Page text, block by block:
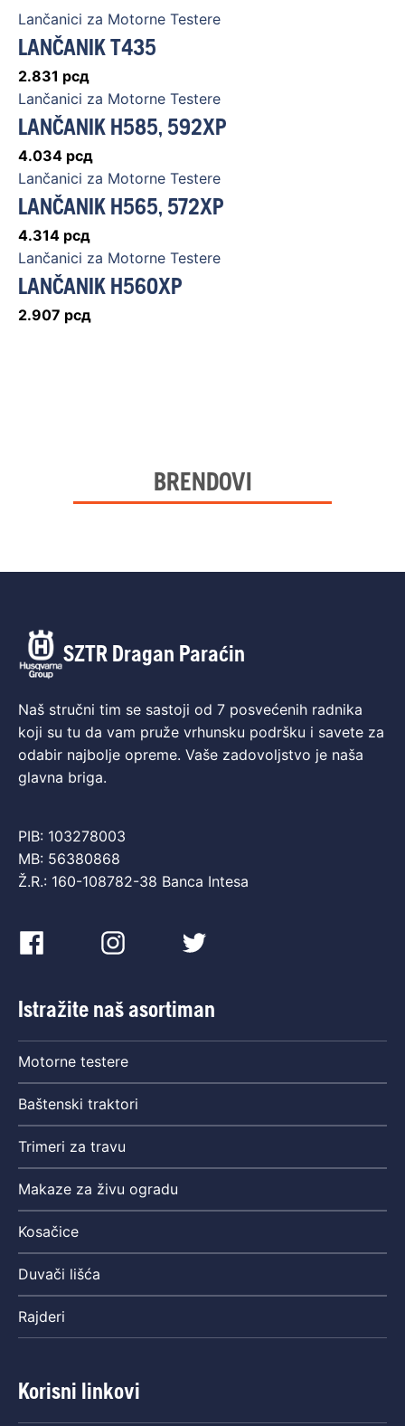
Lančanici za Motorne Testere
LANČANIK T435
2.831 рсд
Lančanici za Motorne Testere
LANČANIK H585, 592XP
4.034 рсд
Lančanici za Motorne Testere
LANČANIK H565, 572XP
4.314 рсд
Lančanici za Motorne Testere
LANČANIK H560XP
2.907 рсд
BRENDOVI
SZTR Dragan Paraćin
Naš stručni tim se sastoji od 7 posvećenih radnika
koji su tu da vam pruže vrhunsku podršku i savete za
odabir najbolje opreme. Vaše zadovoljstvo je naša
glavna briga.
PIB: 103278003
MB: 56380868
Ž.R.: 160-108782-38 Banca Intesa
Istražite naš asortiman
Motorne testere
Baštenski traktori
Trimeri za travu
Makaze za živu ogradu
Kosačice
Duvači lišća
Rajderi
Korisni linkovi